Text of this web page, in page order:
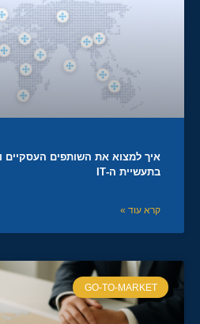
איך למצוא את השותפים העסקיים
בתעשיית ה-IT
קרא עוד »
GO-TO-MARKET